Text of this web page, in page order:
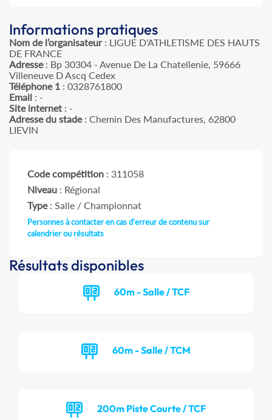
Informations pratiques
Nom de l’organisateur: LIGUE D'ATHLETISME DES HAUTS
DE FRANCE
Adresse: Bp 30304 - Avenue De La Chatellenie, 59666
Villeneuve D Ascq Cedex
Téléphone 1 : 0328761800
Email : -
Site internet : -
Adresse du stade: Chemin Des Manufactures, 62800
LIEVIN
Code compétition : 311058
Niveau : Régional
Type: Salle / Championnat
Personnes à contacter en cas d'erreur de contenu sur
calendrier ou résultats
Résultats disponibles
60m - Salle / TCF
60m - Salle / TCM
200m Piste Courte / TCF